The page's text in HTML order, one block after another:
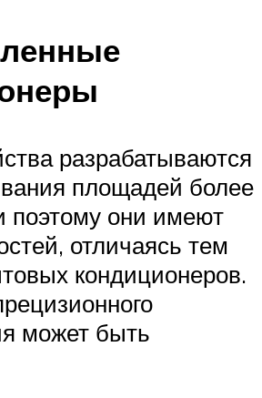
разрабатываются
площадей более
поэтому они имеют
отличаясь тем
кондиционеров.
может быть